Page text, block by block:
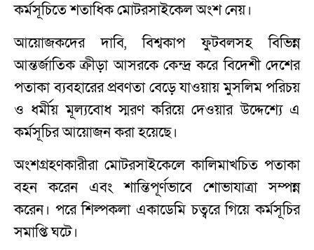
কর্মসূচিতে শতাধিক মোটরসাইকেল অংশ নেয়।
আয়োজকদের দাবি, বিশ্বকাপ ফুটবলসহ বিভিন্ন
আন্তর্জাতিক ক্রীড়া আসরকে কেন্দ্র করে বিদেশী দেশের
পতাকা ব্যবহারের প্রবণতা বেড়ে যাওয়ায় মুসলিম পরিচয়
ও ধর্মীয় মূল্যবোধ স্মরণ করিয়ে দেওয়ার উদ্দেশ্যে এ
কর্মসূচির আয়োজন করা হয়েছে।
অংশগ্রহণকারীরা মোটরসাইকেলে কালিমাখচিত পতাকা
বহন করেন এবং শান্তিপূর্ণভাবে শোভাযাত্রা সম্পন্ন
করেন। পরে শিল্পকলা একাডেমি চত্বরে গিয়ে কর্মসূচির
সমাপ্তি ঘটে।